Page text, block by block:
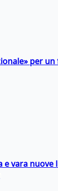
per
e vara nuove